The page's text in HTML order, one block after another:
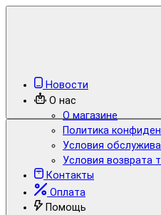
Новости
О нас
О магазине
Политика
Условия
Условия возврата
Контакты
Оплата
Помощь